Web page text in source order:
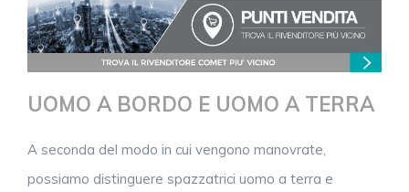
UOMO A BORDO E UOMO A TERRA
A seconda del modo in cui vengono manovrate,
possiamo distinguere spazzatrici uomo a terra e